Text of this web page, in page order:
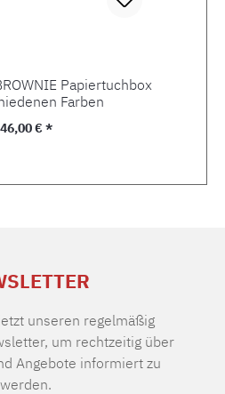
Papiertuchbox
Farben
Regulärer Preis:
46,00 € *
unseren regelmäßig
um rechtzeitig über
Angebote informiert zu
werden.